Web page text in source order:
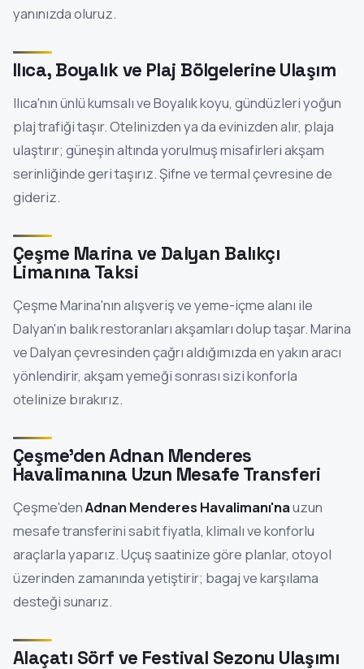
yanınızda oluruz.
Ilıca, Boyalık ve Plaj Bölgelerine Ulaşım
Ilıca'nın ünlü kumsalı ve Boyalık koyu, gündüzleri yoğun
plaj trafiği taşır. Otelinizden ya da evinizden alır, plaja
ulaştırır; güneşin altında yorulmuş misafirleri akşam
serinliğinde geri taşırız. Şifne ve termal çevresine de
gideriz.
Çeşme Marina ve Dalyan Balıkçı
Limanına Taksi
Çeşme Marina'nın alışveriş ve yeme-içme alanı ile
Dalyan'ın balık restoranları akşamları dolup taşar. Marina
ve Dalyan çevresinden çağrı aldığımızda en yakın aracı
yönlendirir, akşam yemeği sonrası sizi konforla
otelinize bırakırız.
Çeşme'den Adnan Menderes
Havalimanına Uzun Mesafe Transferi
Çeşme'denAdnan Menderes Havalimanı'nauzun
mesafe transferini sabit fiyatla, klimalı ve konforlu
araçlarla yaparız. Uçuş saatinize göre planlar, otoyol
üzerinden zamanında yetiştirir; bagaj ve karşılama
desteği sunarız.
Alaçatı Sörf ve Festival Sezonu Ulaşımı